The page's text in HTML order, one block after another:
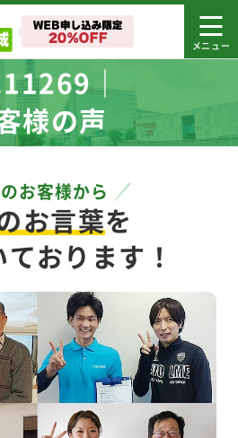
｜
様の声
お客様から
お言葉を
おります！